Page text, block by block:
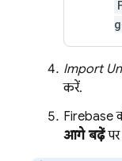
Import
करें.
Firebase
आगे बढ़ें